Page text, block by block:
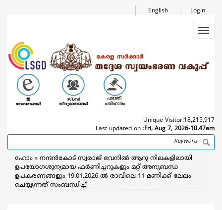
Login
English
Unique Visitor:18,215,917
Last updated on :Fri, Aug 7, 2026-10.47am
Search
Breadcrumb
ഹോം
നന്ദൻകോട് സ്വരാജ് ഭവനിൽ ആറു നിലകളിലായി
ഉപയോഗശൂന്യമായ ഫർണിച്ചറുകളും മറ്റ് അനുബന്ധ
ഉപകരണങ്ങളും 19.01.2026 ൽ രാവിലെ 11 മണിക്ക് ലേലം
ചെയ്യുന്നത് സംബന്ധിച്ച്